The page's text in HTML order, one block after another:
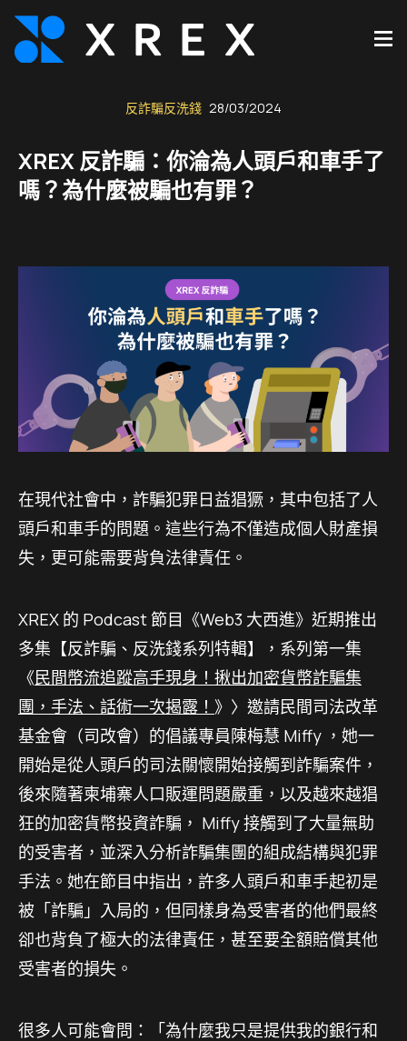
反詐騙反洗錢 28/03/2024
XREX 反詐騙：你淪為人頭戶和車手了
嗎？為什麼被騙也有罪？
在現代社會中，詐騙犯罪日益猖獗，其中包括了人
頭戶和車手的問題。這些行為不僅造成個人財產損
失，更可能需要背負法律責任。
XREX 的 Podcast 節目《Web3 大西進》近期推出
多集【反詐騙、反洗錢系列特輯】，系列第一集
《民間幣流追蹤高手現身！揪出加密貨幣詐騙集
團，手法、話術一次揭露！ 》〉邀請民間司法改革
基金會（司改會）的倡議專員陳梅慧 Miffy ，她一
開始是從人頭戶的司法關懷開始接觸到詐騙案件，
後來隨著柬埔寨人口販運問題嚴重，以及越來越猖
狂的加密貨幣投資詐騙， Miffy 接觸到了大量無助
的受害者，並深入分析詐騙集團的組成結構與犯罪
手法。她在節目中指出，許多人頭戶和車手起初是
被「詐騙」入局的，但同樣身為受害者的他們最終
卻也背負了極大的法律責任，甚至要全額賠償其他
受害者的損失。
很多人可能會問：「為什麼我只是提供我的銀行和